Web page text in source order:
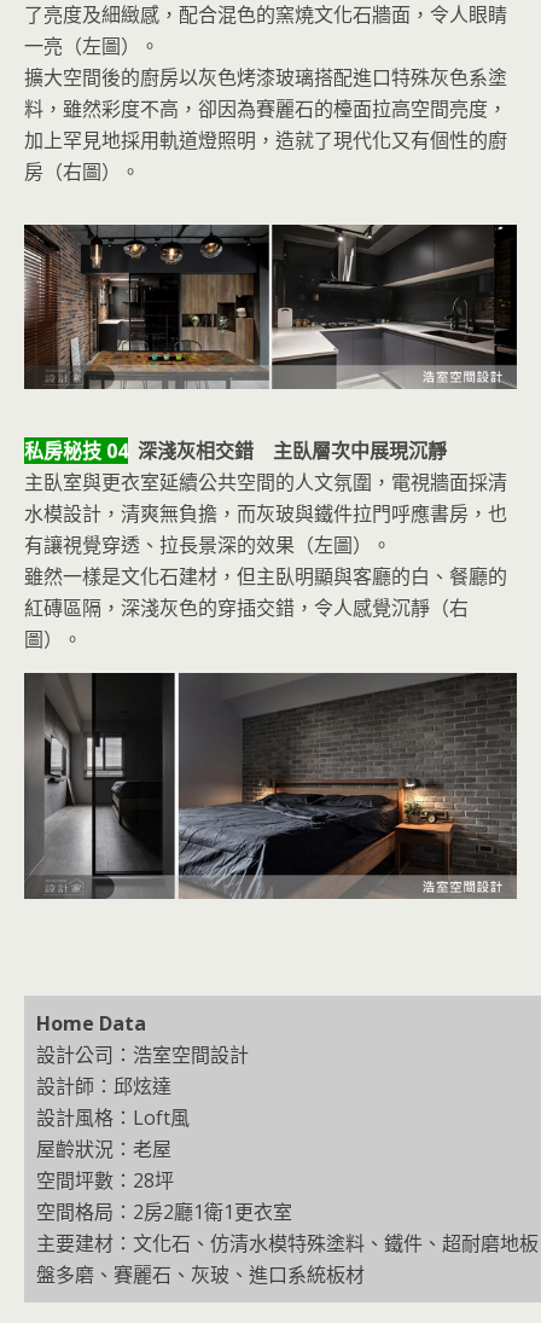
了亮度及細緻感，配合混色的窯燒文化石牆面，令人眼睛
一亮（左圖）。
擴大空間後的廚房以灰色烤漆玻璃搭配進口特殊灰色系塗
料，雖然彩度不高，卻因為賽麗石的檯面拉高空間亮度，
加上罕見地採用軌道燈照明，造就了現代化又有個性的廚
房（右圖）。
私房秘技 04深淺灰相交錯 主臥層次中展現沉靜
主臥室與更衣室延續公共空間的人文氛圍，電視牆面採清
水模設計，清爽無負擔，而灰玻與鐵件拉門呼應書房，也
有讓視覺穿透、拉長景深的效果（左圖）。
雖然一樣是文化石建材，但主臥明顯與客廳的白、餐廳的
紅磚區隔，深淺灰色的穿插交錯，令人感覺沉靜（右
圖）。
Home Data
設計公司：浩室空間設計
設計師：邱炫達
設計風格：Loft風
屋齡狀況：老屋
空間坪數：28坪
空間格局：2房2廳1衛1更衣室
主要建材：文化石、仿清水模特殊塗料、鐵件、超耐磨地
盤多磨、賽麗石、灰玻、進口系統板材